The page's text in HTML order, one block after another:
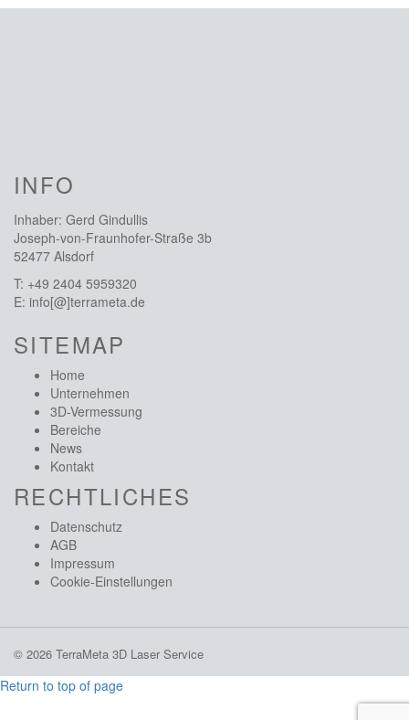
INFO
Inhaber: Gerd Gindullis
Joseph-von-Fraunhofer-Straße 3b
52477 Alsdorf
T: +49 2404 5959320
E: info[@]terrameta.de
SITEMAP
Home
Unternehmen
3D-Vermessung
Bereiche
News
Kontakt
RECHTLICHES
Datenschutz
AGB
Impressum
Cookie-Einstellungen
© 2026 TerraMeta 3D Laser Service
Return to top of page